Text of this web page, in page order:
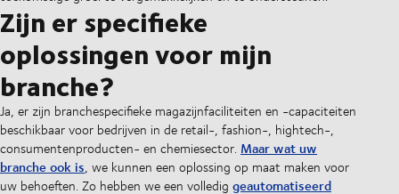
Zijn er specifieke
oplossingen voor mijn
branche?
Ja, er zijn branchespecifieke magazijnfaciliteiten en -capaciteiten
beschikbaar voor bedrijven in de retail-, fashion-, hightech-,
consumentenproducten- en chemiesector. Maar wat uw
branche ook is, we kunnen een oplossing op maat maken voor
uw behoeften. Zo hebben we een volledig geautomatiseerd